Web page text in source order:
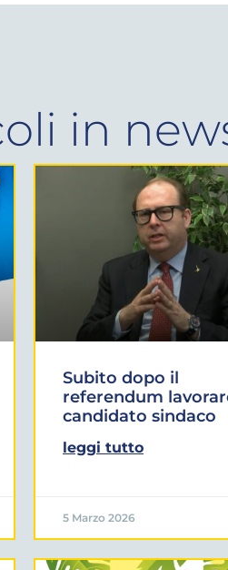
in
Subito dopo il
referendum
candidato sindaco
leggi tutto
5 Marzo 2026